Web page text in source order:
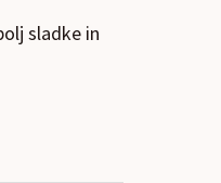
sladke in